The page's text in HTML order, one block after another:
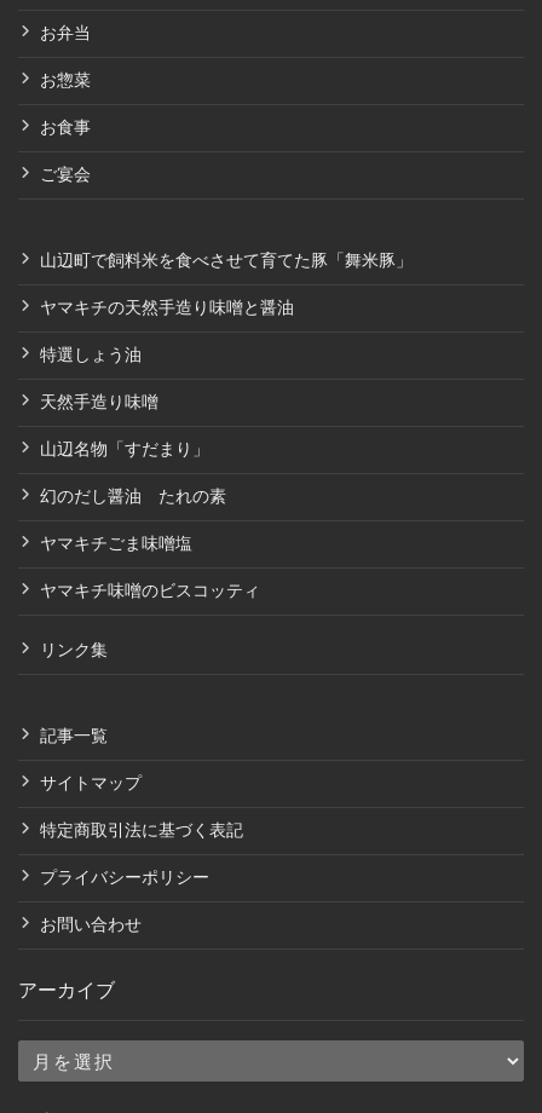
お弁当
お惣菜
お食事
ご宴会
山辺町で飼料米を食べさせて育てた豚「舞米豚」
ヤマキチの天然手造り味噌と醤油
特選しょう油
天然手造り味噌
山辺名物「すだまり」
幻のだし醤油 たれの素
ヤマキチごま味噌塩
ヤマキチ味噌のビスコッティ
リンク集
記事一覧
サイトマップ
特定商取引法に基づく表記
プライバシーポリシー
お問い合わせ
アーカイブ
ア